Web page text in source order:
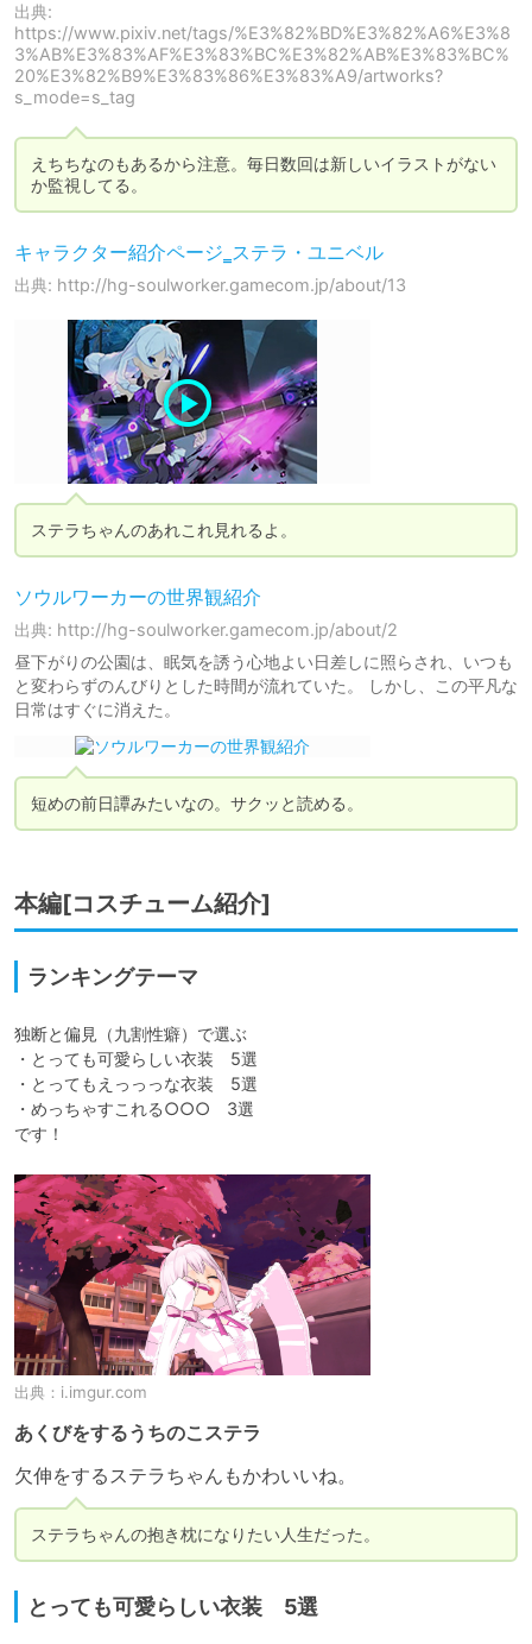
出典:
https://www.pixiv.net/tags/%E3%82%BD%E3%82%A6%E3%8
3%AB%E3%83%AF%E3%83%BC%E3%82%AB%E3%83%BC%
20%E3%82%B9%E3%83%86%E3%83%A9/artworks?
s_mode=s_tag
えちちなのもあるから注意。毎日数回は新しいイラストがない
か監視してる。
キャラクター紹介ページ‗ステラ・ユニベル
出典: http://hg-soulworker.gamecom.jp/about/13
ステラちゃんのあれこれ見れるよ。
ソウルワーカーの世界観紹介
出典: http://hg-soulworker.gamecom.jp/about/2
昼下がりの公園は、眠気を誘う心地よい日差しに照らされ、いつも
と変わらずのんびりとした時間が流れていた。 しかし、この平凡な
日常はすぐに消えた。
短めの前日譚みたいなの。サクッと読める。
本編[コスチューム紹介]
ランキングテーマ
独断と偏見（九割性癖）で選ぶ
・とっても可愛らしい衣装　5選
・とってもえっっっな衣装　5選
・めっちゃすこれる○○○　3選
です！
出典： i.imgur.com
あくびをするうちのこステラ
欠伸をするステラちゃんもかわいいね。
ステラちゃんの抱き枕になりたい人生だった。
とっても可愛らしい衣装 5選